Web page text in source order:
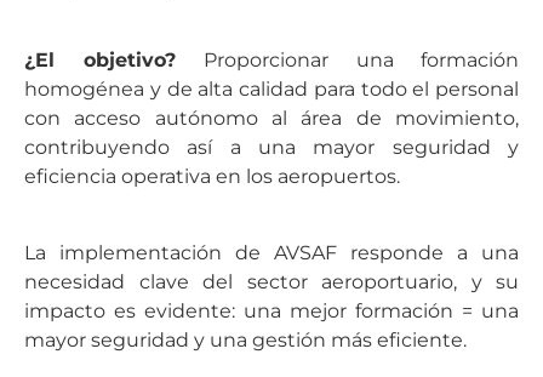
¿El objetivo? Proporcionar una formación
homogénea y de alta calidad para todo el personal
con acceso autónomo al área de movimiento,
contribuyendo así a una mayor seguridad y
eficiencia operativa en los aeropuertos.
La implementación de AVSAF responde a una
necesidad clave del sector aeroportuario, y su
impacto es evidente: una mejor formación = una
mayor seguridad y una gestión más eficiente.